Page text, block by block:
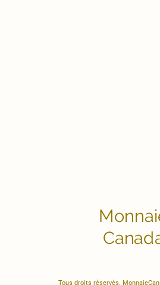
Tous droits réservés.